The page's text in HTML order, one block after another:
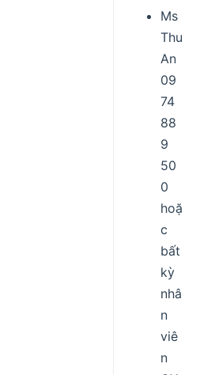
Ms
Thu
An
09
74
88
9
50
0
hoặ
c
bất
kỳ
nhâ
n
viê
n